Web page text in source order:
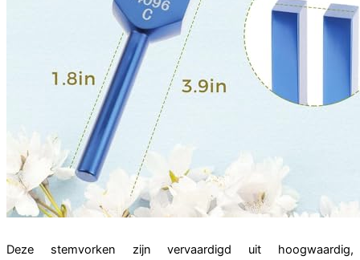
Deze stemvorken zijn vervaardigd uit hoogwaardig,